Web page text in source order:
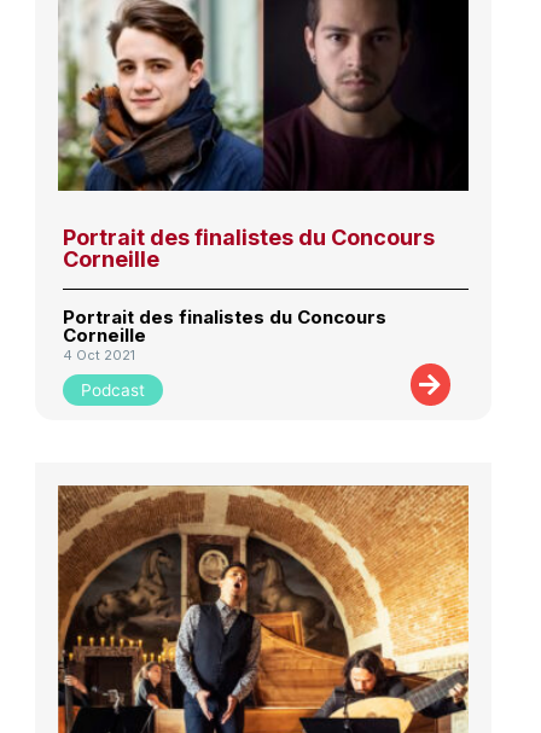
Portrait des finalistes du Concours
Corneille
Portrait des finalistes du Concours
Corneille
4 Oct 2021
Podcast